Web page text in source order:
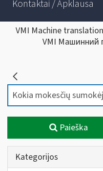
Kontaktai / Apklausa
VMI Machine
VMI Машинний
Paieška
Kategorijos